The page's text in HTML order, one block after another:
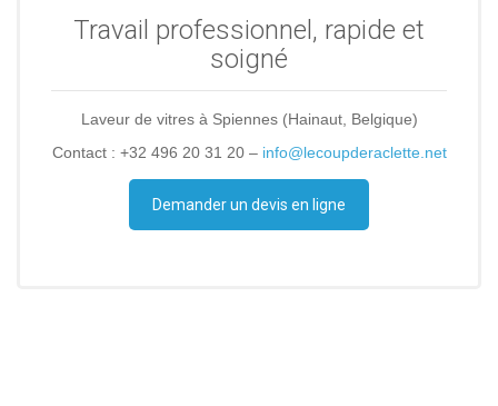
Travail professionnel, rapide et
soigné
Laveur de vitres à Spiennes (Hainaut, Belgique)
Contact : +32 496 20 31 20 – info@lecoupderaclette.net
Demander un devis en ligne